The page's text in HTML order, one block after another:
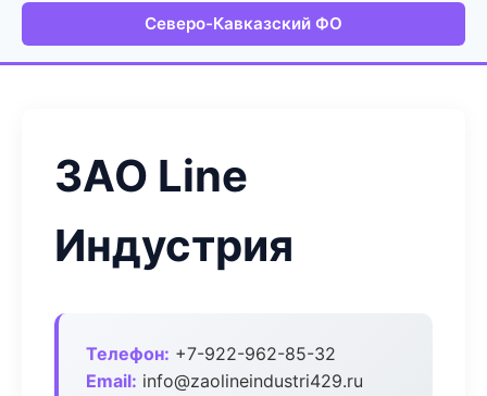
Северо-Кавказский ФО
ЗАО Line
Индустрия
Телефон: +7-922-962-85-32
Email: info@zaolineindustri429.ru